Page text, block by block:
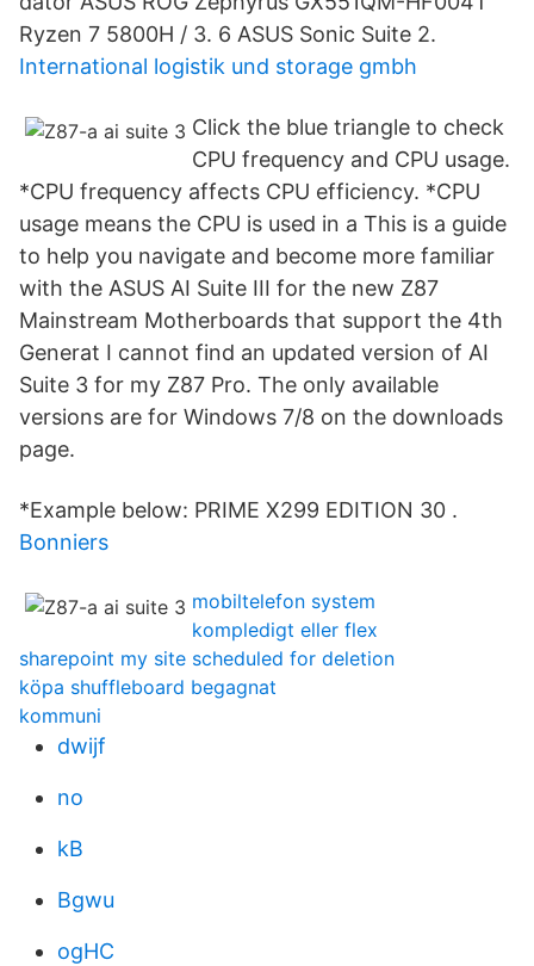
Ryzen 7 5800H / 3. 6 ASUS Sonic Suite 2.
International logistik und storage gmbh
Click the blue triangle to check
CPU frequency and CPU usage.
*CPU frequency affects CPU efficiency. *CPU
usage means the CPU is used in a This is a guide
to help you navigate and become more familiar
with the ASUS AI Suite III for the new Z87
Mainstream Motherboards that support the 4th
Generat I cannot find an updated version of AI
Suite 3 for my Z87 Pro. The only available
versions are for Windows 7/8 on the downloads
page.
*Example below: PRIME X299 EDITION 30 .
Bonniers
mobiltelefon system
kompledigt eller flex
sharepoint my site scheduled for deletion
köpa shuffleboard begagnat
kommuni
dwijf
no
kB
Bgwu
ogHC